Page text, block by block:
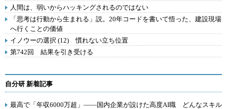
人間は、弱いからハッキングされるのではない
「思考は行動から生まれる」説。20年コードを書いて悟った、建設現場
へ行くことの価値
イノウーの選択 (12) 慣れない立ち位置
第742回 結果を引き受ける
自分研 新着記事
最高で「年収6000万超」――国内企業が設けた高度AI職 どんなスキル